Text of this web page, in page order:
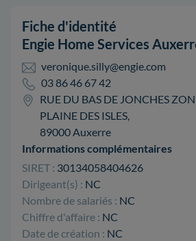
Fiche d'identité
Engie Home Services
veronique.silly@engie.com
03 86 46 67 42
RUE DU BAS DE JONCHES
PLAINE DES ISLES,
89000 Auxerre
Informations complémentaires
SIRET : 30134058404626
Dirigeant(s) : NC
Nombre de salariés : NC
Chiffre d'affaire : NC
Date de création : NC